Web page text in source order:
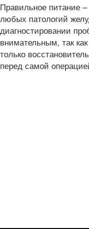
Правильное питание
любых патологий
диагностировании
внимательным, так
только
перед самой